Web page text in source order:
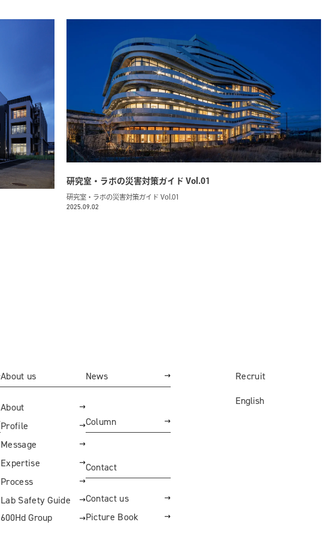
研究室・ラボの災害対策ガイド Vol.01
研究室・ラボの災害対策ガイド Vol.01
2025.09.02
About us
About
Profile
Message
Expertise
Process
Lab Safety Guide
600Hd Group
News
Column
Contact
Contact us
Picture Book
Recruit
English